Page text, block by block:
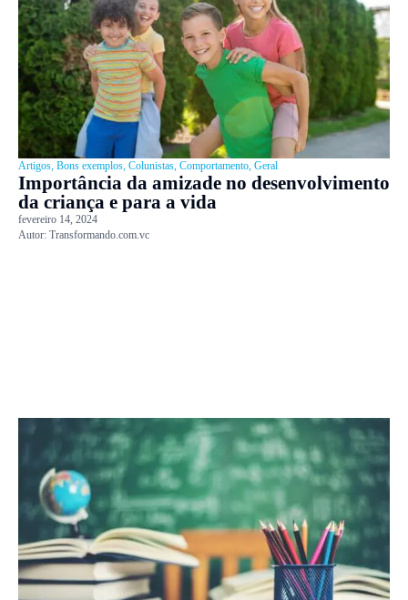
Artigos, Bons exemplos, Colunistas, Comportamento, Geral
Importância da amizade no desenvolvimento
da criança e para a vida
fevereiro 14, 2024
Autor: Transformando.com.vc